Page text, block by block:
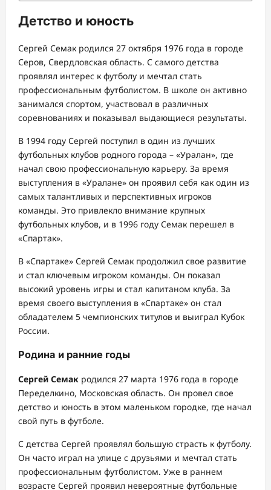
Детство и юность
Сергей Семак родился 27 октября 1976 года в городе
Серов, Свердловская область. С самого детства
проявлял интерес к футболу и мечтал стать
профессиональным футболистом. В школе он активно
занимался спортом, участвовал в различных
соревнованиях и показывал выдающиеся результаты.
В 1994 году Сергей поступил в один из лучших
футбольных клубов родного города – «Уралан», где
начал свою профессиональную карьеру. За время
выступления в «Уралане» он проявил себя как один из
самых талантливых и перспективных игроков
команды. Это привлекло внимание крупных
футбольных клубов, и в 1996 году Семак перешел в
«Спартак».
В «Спартаке» Сергей Семак продолжил свое развитие
и стал ключевым игроком команды. Он показал
высокий уровень игры и стал капитаном клуба. За
время своего выступления в «Спартаке» он стал
обладателем 5 чемпионских титулов и выиграл Кубок
России.
Родина и ранние годы
Сергей Семак родился 27 марта 1976 года в городе
Переделкино, Московская область. Он провел свое
детство и юность в этом маленьком городке, где начал
свой путь в футболе.
С детства Сергей проявлял большую страсть к футболу.
Он часто играл на улице с друзьями и мечтал стать
профессиональным футболистом. Уже в раннем
возрасте Сергей проявил невероятные футбольные